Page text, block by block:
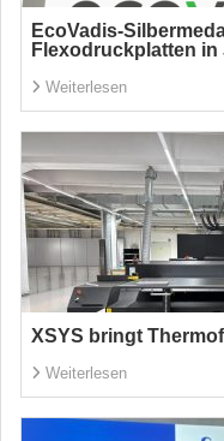
EcoVadis-
Flexodruckplatten in
Weiterlesen
XSYS bringt
Weiterlesen